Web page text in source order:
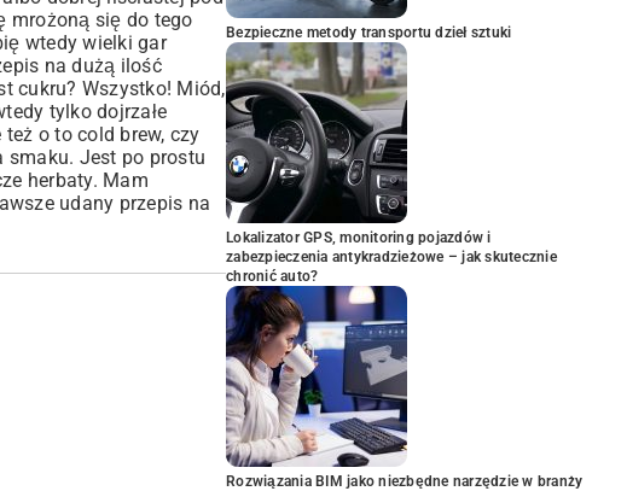
mrożoną się do tego
wtedy wielki gar
na dużą ilość
cukru? Wszystko! Miód,
tylko dojrzałe
o to cold brew, czy
smaku. Jest po prostu
herbaty. Mam
udany przepis na
Bezpieczne metody transportu dzieł sztuki
Lokalizator GPS, monitoring pojazdów i
zabezpieczenia antykradzieżowe – jak skutecznie
chronić auto?
Rozwiązania BIM jako niezbędne narzędzie w branży